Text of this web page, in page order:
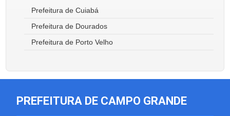
Prefeitura de Cuiabá
Prefeitura de Dourados
Prefeitura de Porto Velho
PREFEITURA DE CAMPO GRANDE